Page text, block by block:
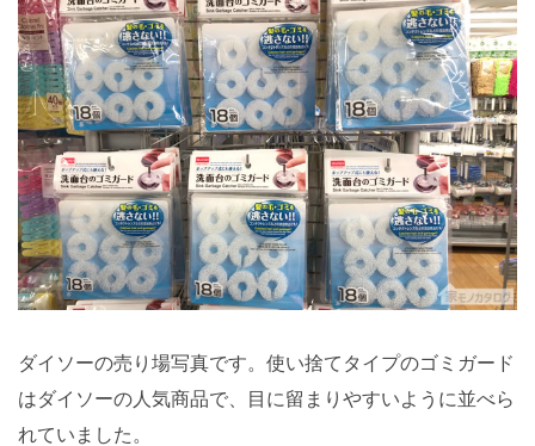
ダイソーの売り場写真です。使い捨てタイプのゴミガード
はダイソーの人気商品で、目に留まりやすいように並べら
れていました。